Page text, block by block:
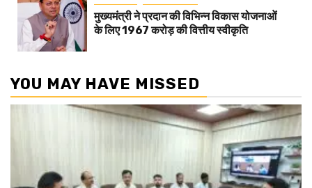
मुख्यमंत्री ने प्रदान की विभिन्न विकास योजनाओं
के लिए 1967 करोड़ की वित्तीय स्वीकृति
YOU MAY HAVE MISSED